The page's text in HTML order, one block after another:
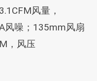
风量，
风噪；135mm风扇
，风压